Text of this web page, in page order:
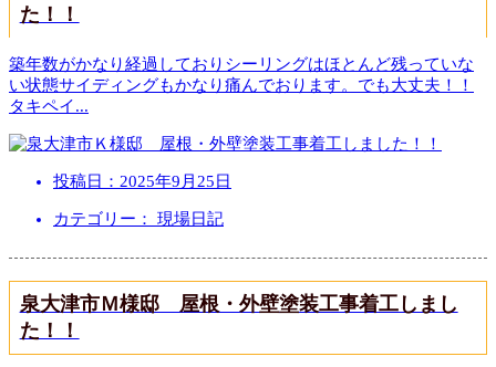
た！！
築年数がかなり経過しておりシーリングはほとんど残っていな
い状態サイディングもかなり痛んでおります。でも大丈夫！！
タキペイ...
投稿日： 2025年9月25日
カテゴリー： 現場日記
泉大津市Ｍ様邸 屋根・外壁塗装工事着工しまし
た！！